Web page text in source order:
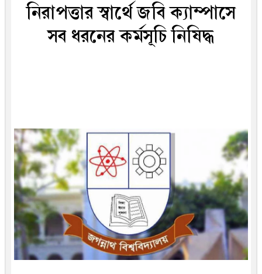
নিরাপত্তার স্বার্থে জবি ক্যাম্পাসে
সব ধরনের কর্মসূচি নিষিদ্ধ